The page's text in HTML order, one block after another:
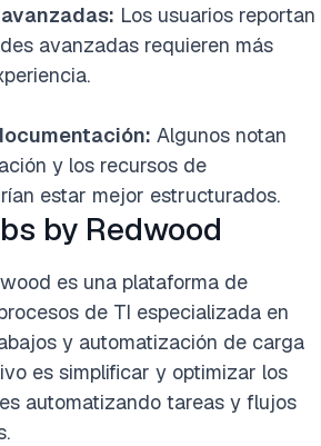
Los usuarios reportan
avanzadas requieren más
Algunos notan
y los recursos de
estar mejor estructurados.
by Redwood
es una plataforma de
de TI especializada en
y automatización de carga
es simplificar y optimizar los
automatizando tareas y flujos